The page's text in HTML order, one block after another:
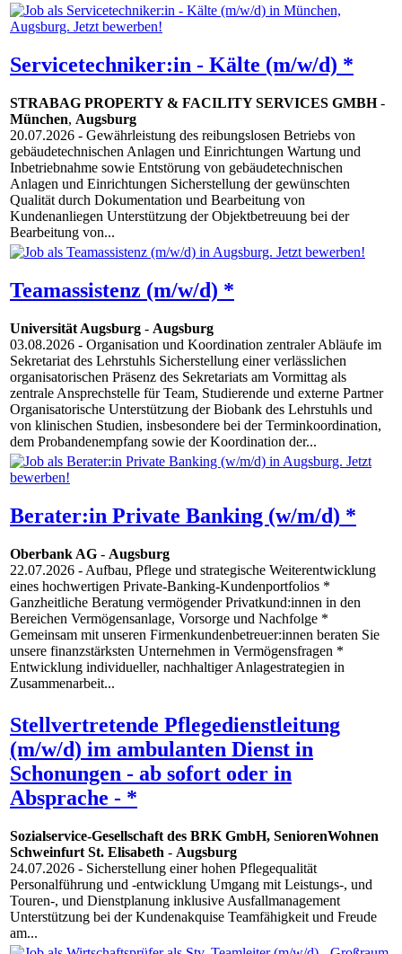
Servicetechniker:in - Kälte (m/w/d) *
STRABAG PROPERTY & FACILITY SERVICES GMBH-
München, Augsburg
20.07.2026 - Gewährleistung des reibungslosen Betriebs von
gebäudetechnischen Anlagen und Einrichtungen Wartung und
Inbetriebnahme sowie Entstörung von gebäudetechnischen
Anlagen und Einrichtungen Sicherstellung der gewünschten
Qualität durch Dokumentation und Bearbeitung von
Kundenanliegen Unterstützung der Objektbetreuung bei der
Bearbeitung von...
Teamassistenz (m/w/d) *
Universität Augsburg - Augsburg
03.08.2026 - Organisation und Koordination zentraler Abläufe im
Sekretariat des Lehrstuhls Sicherstellung einer verlässlichen
organisatorischen Präsenz des Sekretariats am Vormittag als
zentrale Ansprechstelle für Team, Studierende und externe Partner
Organisatorische Unterstützung der Biobank des Lehrstuhls und
von klinischen Studien, insbesondere bei der Terminkoordination,
dem Probandenempfang sowie der Koordination der...
Berater:in Private Banking (w/m/d) *
Oberbank AG - Augsburg
22.07.2026 - Aufbau, Pflege und strategische Weiterentwicklung
eines hochwertigen Private-Banking-Kundenportfolios *
Ganzheitliche Beratung vermögender Privatkund:innen in den
Bereichen Vermögensanlage, Vorsorge und Nachfolge *
Gemeinsam mit unseren Firmenkundenbetreuer:innen beraten Sie
unsere finanzstärksten Unternehmen in Vermögensfragen *
Entwicklung individueller, nachhaltiger Anlagestrategien in
Zusammenarbeit...
Stellvertretende Pflegedienstleitung
(m/w/d) im ambulanten Dienst in
Schonungen - ab sofort oder in
Absprache - *
Sozialservice-Gesellschaft des BRK GmbH, SeniorenWohnen
Schweinfurt St. Elisabeth - Augsburg
24.07.2026 - Sicherstellung einer hohen Pflegequalität
Personalführung und -entwicklung Umgang mit Leistungs-, und
Touren-, und Dienstplanung inklusive Ausfallmanagement
Unterstützung bei der Kundenakquise Teamfähigkeit und Freude
am...